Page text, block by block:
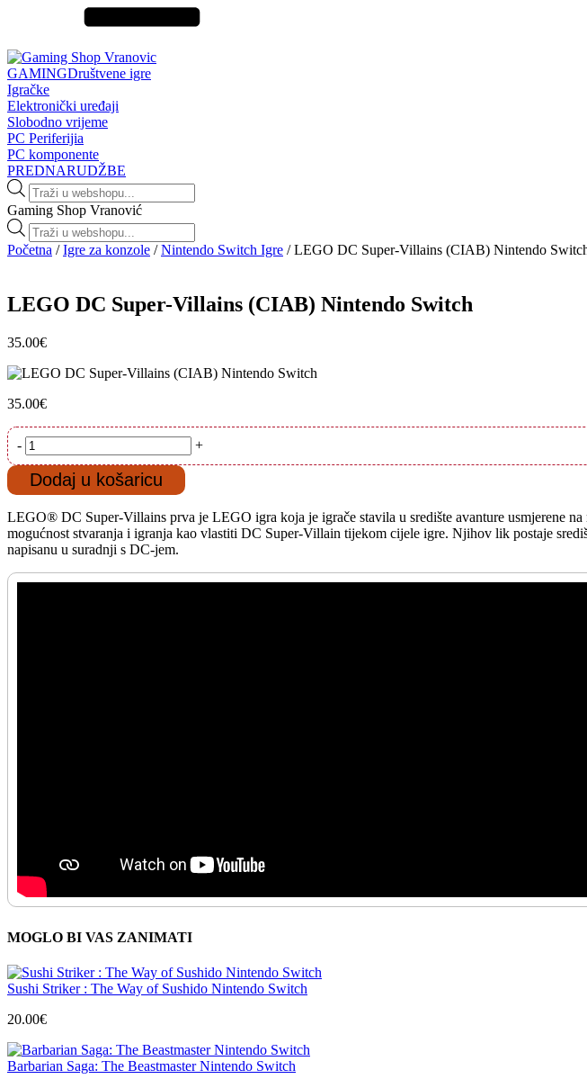
GAMINGDruštvene igre
Igračke
Elektronički uređaji
Slobodno vrijeme
PC Periferijia
PC komponente
PREDNARUDŽBE
Products
search
Gaming Shop Vranović
Products
search
Početna /Igre za konzole /Nintendo Switch Igre / LEGO DC Super-Villains (CIAB) Nintendo
LEGO DC Super-Villains (CIAB) Nintendo Switch
35.00€
35.00€
- LEGO
DC
Super-
Villains
Nintendo
Switch
količina
+
Dodaj u košaricu
LEGO® DC Super-Villains prva je LEGO igra koja je igrače stavila u središte avanture usmjerene
mogućnost stvaranja i igranja kao vlastiti DC Super-Villain tijekom cijele igre. Njihov lik postaje
napisanu u suradnji s DC-jem.
MOGLO BI VAS ZANIMATI
Sushi Striker : The Way of Sushido Nintendo Switch
20.00€
Barbarian Saga: The Beastmaster Nintendo Switch